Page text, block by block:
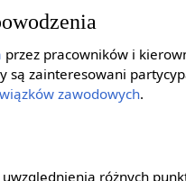
przez pracowników i
są zainteresowani
zawodowych.
uwzględnienia różnych